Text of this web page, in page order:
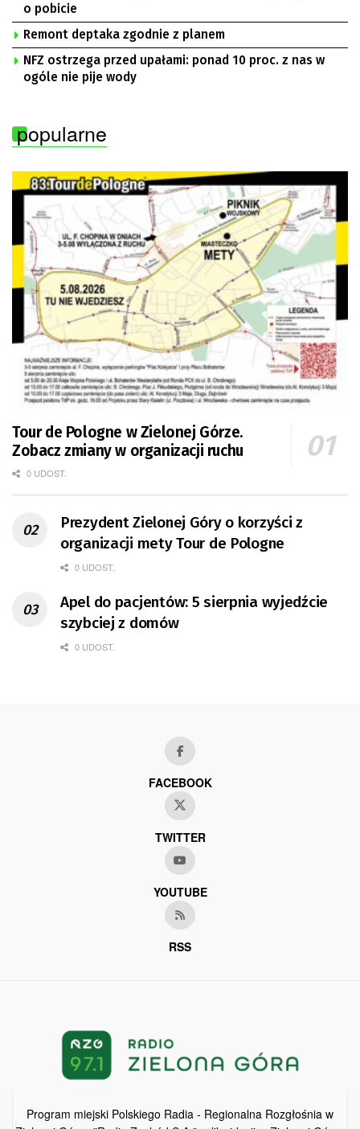
o pobicie
Remont deptaka zgodnie z planem
NFZ ostrzega przed upałami: ponad 10 proc. z nas w
ogóle nie pije wody
popularne
Tour de Pologne w Zielonej Górze.
Zobacz zmiany w organizacji ruchu
0 UDOST.
Prezydent Zielonej Góry o korzyści z
organizacji mety Tour de Pologne
0 UDOST.
Apel do pacjentów: 5 sierpnia wyjedźcie
szybciej z domów
0 UDOST.
FACEBOOK
TWITTER
YOUTUBE
RSS
Program miejski Polskiego Radia - Regionalna Rozgłośnia w